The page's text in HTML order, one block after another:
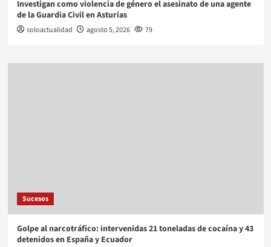
Investigan como violencia de género el asesinato de una agente
de la Guardia Civil en Asturias
soloactualidad agosto 5, 2026 79
Sucesos
Golpe al narcotráfico: intervenidas 21 toneladas de cocaína y 43
detenidos en España y Ecuador